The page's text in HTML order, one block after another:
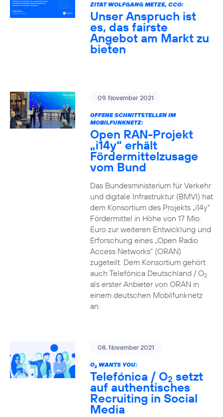
ZITAT WOLFGANG METZE, CCO:
Unser Anspruch ist
es, das fairste
Angebot am Markt zu
bieten
09. November 2021
OFFENE SCHNITTSTELLEN IM
MOBILFUNKNETZ:
Open RAN-Projekt
„i14y“ erhält
Fördermittelzusage
vom Bund
Das Bundesministerium für Verkehr
und digitale Infrastruktur (BMVI) hat
dem Konsortium des Projekts „i14y“
Fördermittel in Höhe von 17 Mio.
Euro zur weiteren Entwicklung und
Erforschung eines „Open Radio
Access Networks“ (ORAN)
zugeteilt. Dem Konsortium gehört
auch Telefónica Deutschland / O2
als erster Anbieter von ORAN in
einem deutschen Mobilfunknetz
an.
08. November 2021
O2WANTS YOU:
Telefónica / O2 setzt
auf authentisches
Recruiting in Social
Media